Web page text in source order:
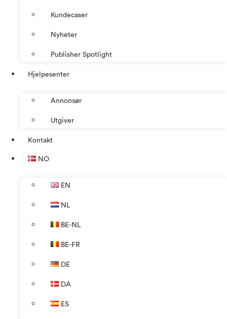
Kundecaser
Nyheter
Publisher Spotlight
Hjelpesenter
Annonsør
Utgiver
Kontakt
NO
EN
NL
BE-NL
BE-FR
DE
DA
ES